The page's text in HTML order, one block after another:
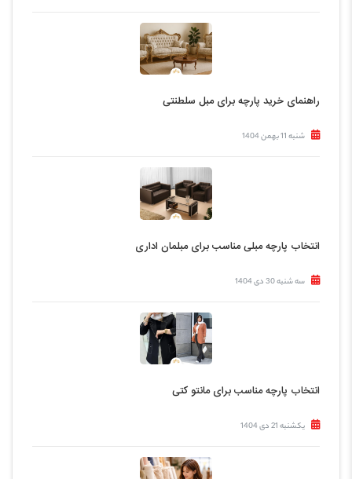
راهنمای خرید پارچه برای مبل سلطنتی
شنبه 11 بهمن 1404
انتخاب پارچه مبلی مناسب برای مبلمان اداری
سه شنبه 30 دی 1404
انتخاب پارچه مناسب برای مانتو کتی
یکشنبه 21 دی 1404